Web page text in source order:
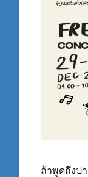
ถ้าพูดถึงป